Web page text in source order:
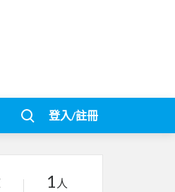
登入/註冊
1 人